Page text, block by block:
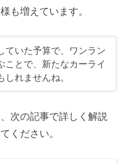
も増えています。
ていた予算で、ワンラン
ことで、新たなカーライ
しれませんね。
次の記事で詳しく解説
ください。